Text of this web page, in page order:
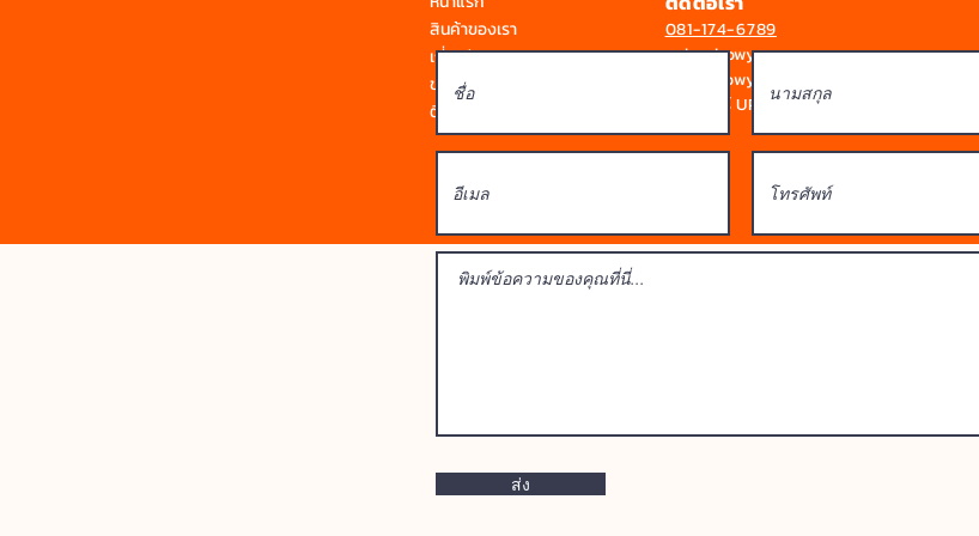
สินค้าของเรา
เกี่ยวกับเรา
ข่าวสาร
ติดต่อเรา
081-174-6789
sale@bowyen.com
Line : bowyen
ดูโบรชัวร์ UPVC / SPVC
ส่ง